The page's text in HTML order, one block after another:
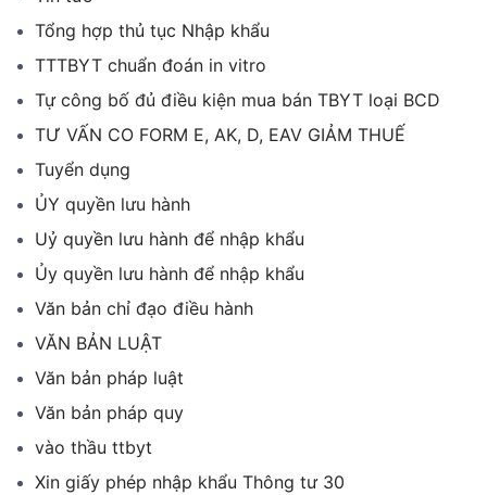
Tổng hợp thủ tục Nhập khẩu
TTTBYT chuẩn đoán in vitro
Tự công bố đủ điều kiện mua bán TBYT loại BCD
TƯ VẤN CO FORM E, AK, D, EAV GIẢM THUẾ
Tuyển dụng
ỦY quyền lưu hành
Uỷ quyền lưu hành để nhập khẩu
Ủy quyền lưu hành để nhập khẩu
Văn bản chỉ đạo điều hành
VĂN BẢN LUẬT
Văn bản pháp luật
Văn bản pháp quy
vào thầu ttbyt
Xin giấy phép nhập khẩu Thông tư 30